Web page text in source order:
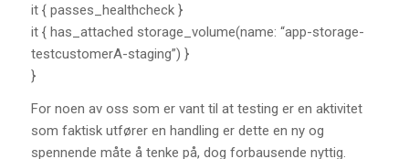
it { passes_healthcheck }
it { has_attached storage_volume(name: “app-storage-
testcustomerA-staging”) }
}
For noen av oss som er vant til at testing er en aktivitet
som faktisk utfører en handling er dette en ny og
spennende måte å tenke på, dog forbausende nyttig.